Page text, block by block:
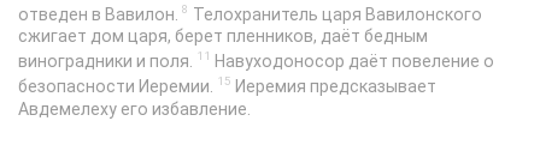
отведен в Вавилон.
8 Телохранитель царя Вавилонского
сжигает дом царя, берет пленников, даёт бедным
виноградники и поля.
11
Навуходоносор даёт повеление о
безопасности Иеремии.
15 Иеремия предсказывает
Авдемелеху его избавление.